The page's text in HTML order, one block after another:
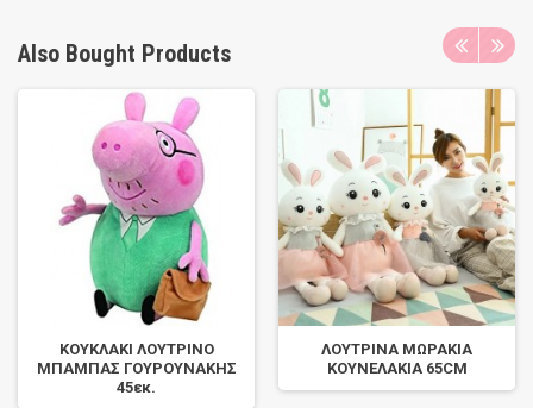
Also Bought Products
ΚΟΥΚΛΑΚΙ ΛΟΥΤΡΙΝΟ
ΜΠΑΜΠΑΣ ΓΟΥΡΟΥΝΑΚΗΣ
45εκ.
ΛΟΥΤΡΙΝΑ ΜΩΡΑΚΙΑ
ΚΟΥΝΕΛΑΚΙΑ 65CM